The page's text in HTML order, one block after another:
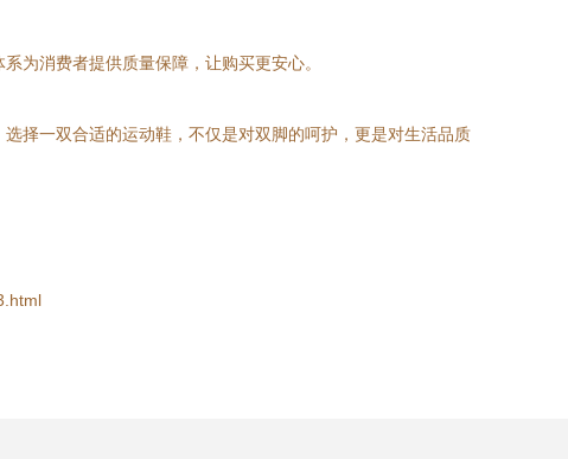
为消费者提供质量保障，让购买更安心。
择一双合适的运动鞋，不仅是对双脚的呵护，更是对生活品质